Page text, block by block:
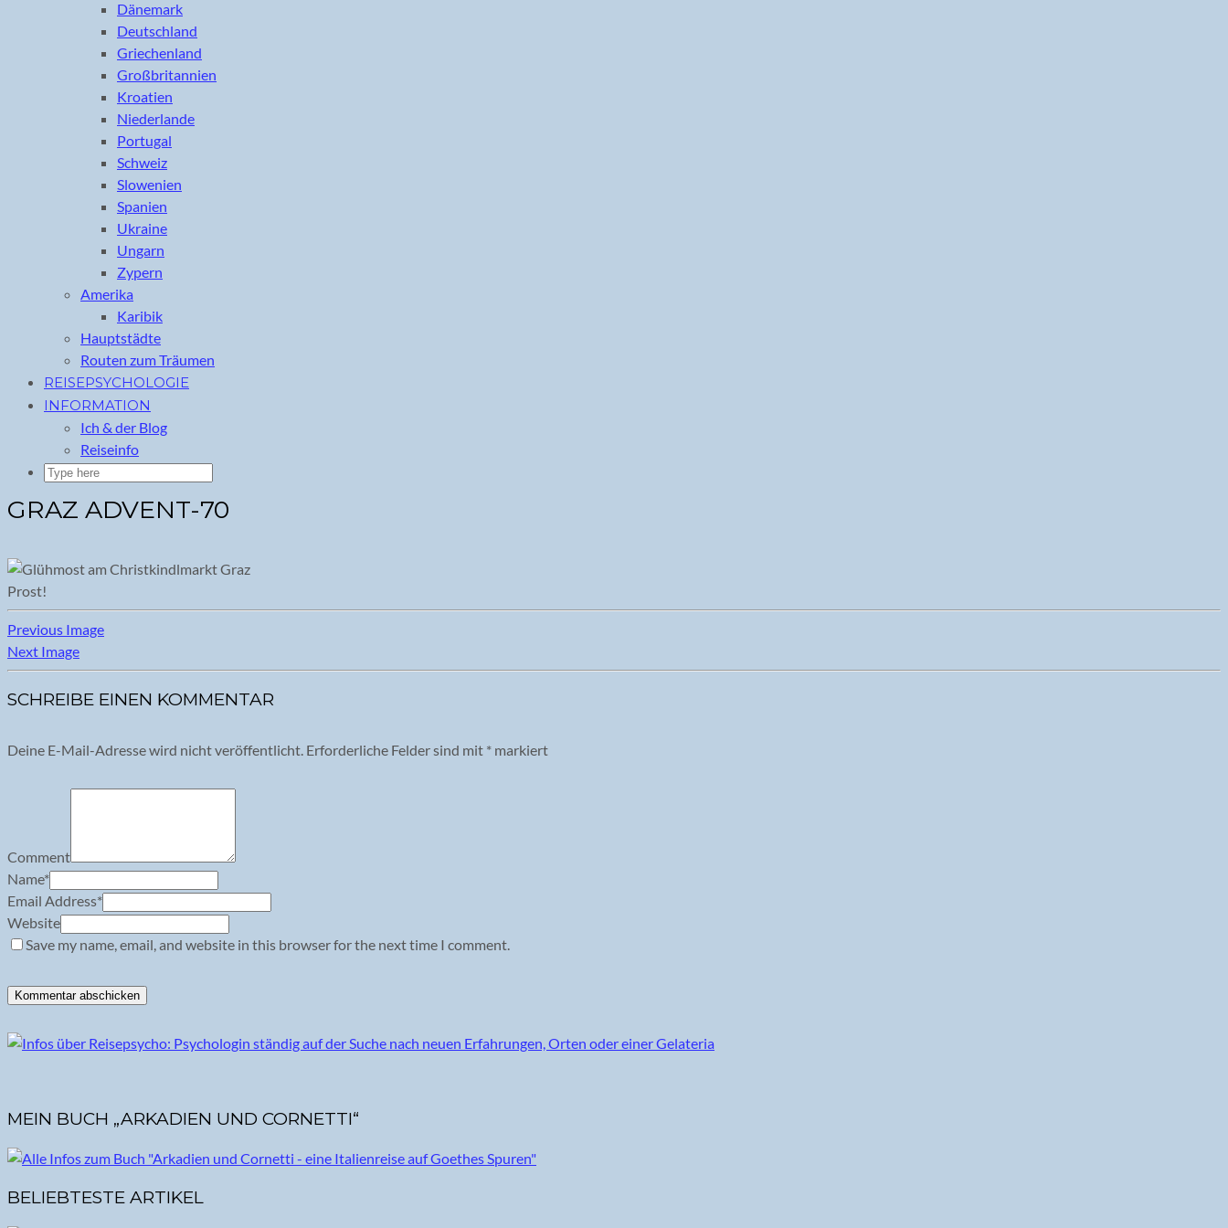
Dänemark
Deutschland
Griechenland
Großbritannien
Kroatien
Niederlande
Portugal
Schweiz
Slowenien
Spanien
Ukraine
Ungarn
Zypern
Amerika
Karibik
Hauptstädte
Routen zum Träumen
REISEPSYCHOLOGIE
INFORMATION
Ich & der Blog
Reiseinfo
GRAZ ADVENT-70
Prost!
Previous Image
Next Image
SCHREIBE EINEN KOMMENTAR
Deine E-Mail-Adresse wird nicht veröffentlicht. Erforderliche Felder sind mit * markiert
Comment
Name*
Email Address*
Website
Save my name, email, and website in this browser for the next time I comment.
MEIN BUCH „ARKADIEN UND CORNETTI“
BELIEBTESTE ARTIKEL